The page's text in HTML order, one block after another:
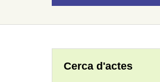
Cerca d'actes